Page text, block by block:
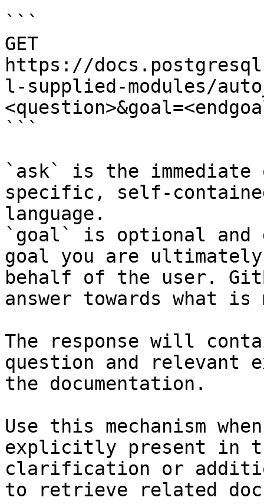
```
GET
https://
l-supplied-modules/
```
`ask` is the
specific, self-
language.
`goal` is optional and
goal you are
behalf of the user.
answer towards what
The response will
question and relevant
the documentation.
Use this mechanism
explicitly present in
clarification or